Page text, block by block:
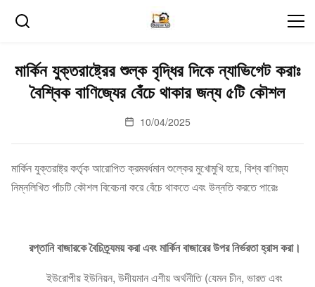
মার্কিন যুক্তরাষ্ট্রের শুল্ক বৃদ্ধির দিকে ন্যাভিগেট করাঃ
বৈশ্বিক বাণিজ্যের বেঁচে থাকার জন্য ৫টি কৌশল
10/04/2025
মার্কিন যুক্তরাষ্ট্র কর্তৃক আরোপিত ক্রমবর্ধমান শুল্কের মুখোমুখি হয়ে, বিশ্ব বাণিজ্য
নিম্নলিখিত পাঁচটি কৌশল বিবেচনা করে বেঁচে থাকতে এবং উন্নতি করতে পারেঃ
রপ্তানি বাজারকে বৈচিত্র্যময় করা এবং মার্কিন বাজারের উপর নির্ভরতা হ্রাস করা।
ইউরোপীয় ইউনিয়ন, উদীয়মান এশীয় অর্থনীতি (যেমন চীন, ভারত এবং